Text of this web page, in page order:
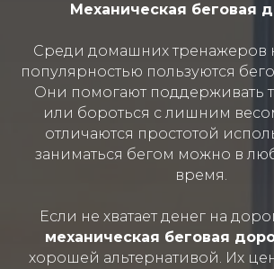
Механическая беговая
Среди домашних тренажеров
популярностью пользуются
Они помогают поддерживать
или бороться с лишним
отличаются простотой
заниматься бегом можно в
время.
Если не хватает денег на
механическая беговая
хорошей альтернативой. Их